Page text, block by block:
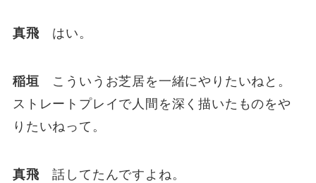
真飛 はい。
稲垣 こういうお芝居を一緒にやりたいねと。
ストレートプレイで人間を深く描いたものをや
りたいねって。
真飛 話してたんですよね。